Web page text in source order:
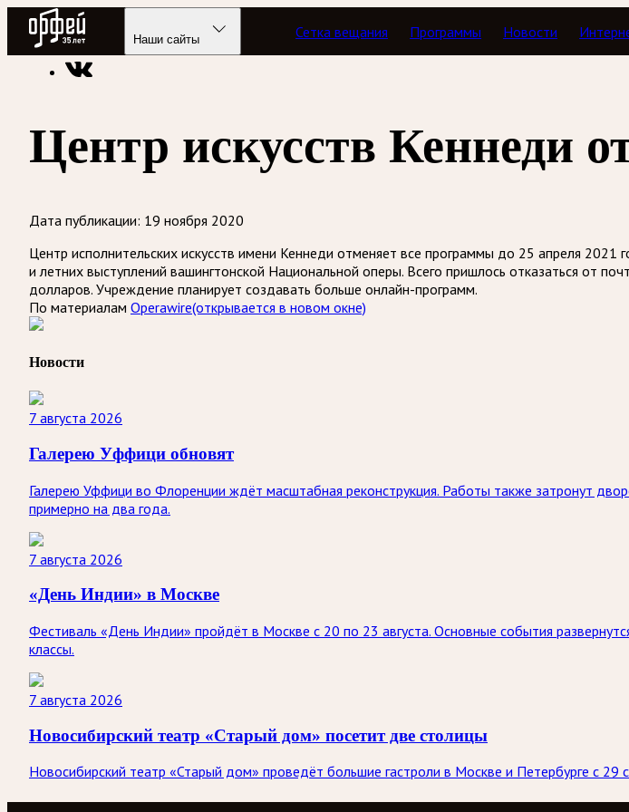
Радио Орфей
Наши сайты Сетка вещания Программы Новости
Радио классической музыки «Орфей» Новости
Центр искусств Кеннеди
Дата публикации: 19 ноября 2020
Центр исполнительских искусств имени Кеннеди отменяет все программы до 25 апреля
и летних выступлений вашингтонской Национальной оперы. Всего пришлось отказаться от
долларов. Учреждение планирует создавать больше онлайн-программ.
По материалам Operawire(открывается в новом окне)
Новости
7 августа 2026
Галерею Уффици обновят
Галерею Уффици во Флоренции ждёт масштабная реконструкция. Работы также затронут
примерно на два года.
7 августа 2026
«День Индии» в Москве
Фестиваль «День Индии» пройдёт в Москве с 20 по 23 августа. Основные события
классы.
7 августа 2026
Новосибирский театр «Старый дом» посетит две столицы
Новосибирский театр «Старый дом» проведёт большие гастроли в Москве и Петербурге с 29